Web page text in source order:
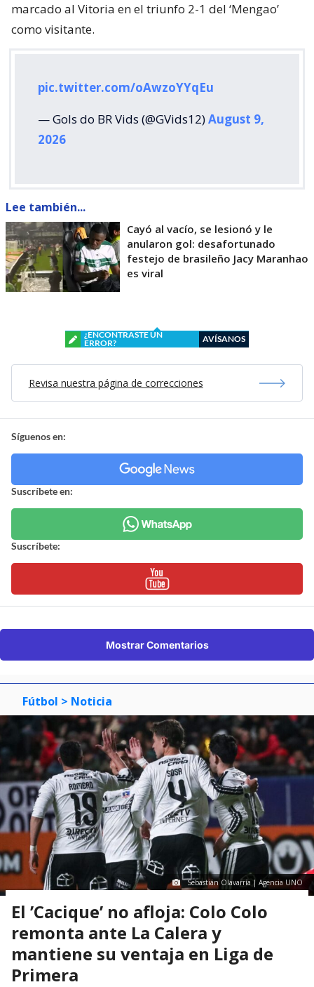
marcado al Vitoria en el triunfo 2-1 del ‘Mengao’
como visitante.
pic.twitter.com/oAwzoYYqEu
— Gols do BR Vids (@GVids12)August 9,
2026
Lee también...
Cayó al vacío, se lesionó y le
anularon gol: desafortunado
festejo de brasileño Jacy Maranhao
es viral
¿ENCONTRASTE UN
ERROR?
AVÍSANOS
Revisa nuestra página de correcciones
Síguenos en:
Suscríbete en:
Suscríbete:
Mostrar Comentarios
Fútbol > Noticia
Sebastián Olavarría | Agencia UNO
El ’Cacique’ no afloja: Colo Colo
remonta ante La Calera y
mantiene su ventaja en Liga de
Primera